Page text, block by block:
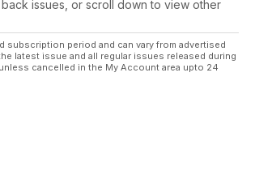
issues, or scroll down to view other
subscription period and can vary from advertised
latest issue and all regular issues released during
cancelled in the My Account area upto 24